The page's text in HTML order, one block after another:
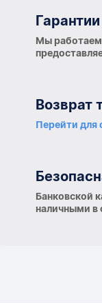
Гарантии
Мы работаем
Возврат
Перейти для
Банковской
наличными в